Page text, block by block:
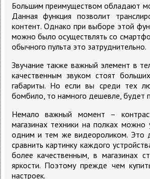
Большим преимуществом обладают
Данная функция позволит
контент. Однако при выборе этой
можно было осуществлять со
обычного пульта это затруднительно.
Звучание также важный элемент в
качественным звуком стоят
габариты. Но если вы среди тех
бомбило, то намного дешевле, будет
Немало важный момент –
магазинах техники на полках
одним и тем же видеороликом. Это
сравнить картинку каждого
более качественным, в магазинах
яркости. Поэтому прежде чем
настроек.